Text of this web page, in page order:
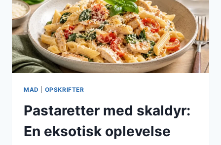
MAD OPSKRIFTER
Pastaretter med skaldyr:
En eksotisk oplevelse